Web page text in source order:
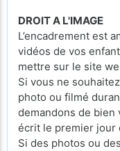
DROIT A L'IMAGE
L’encadrement est
vidéos de vos
mettre sur le site
Si vous ne
photo ou filmé
demandons de
écrit le premier jour
Si des photos ou